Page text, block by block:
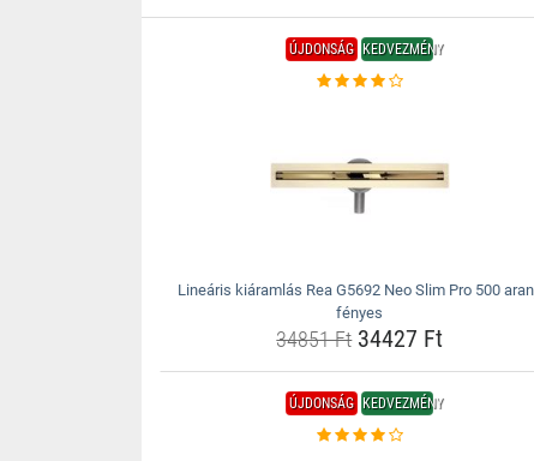
ÚJDONSÁG KEDVEZMÉNY
Lineáris kiáramlás Rea G5692 Neo Slim Pro 500
fényes
34851 Ft34427 Ft
ÚJDONSÁG KEDVEZMÉNY